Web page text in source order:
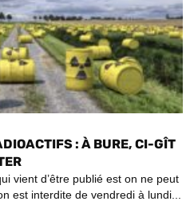
: À BURE, CI-GÎT
vient d’être publié est on ne peut
est interdite de vendredi à lundi...